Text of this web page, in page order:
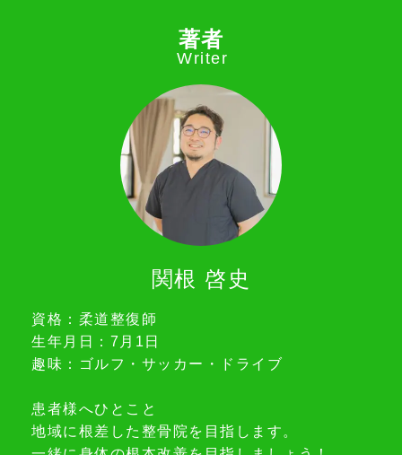
著者
Writer
関根 啓史
資格：柔道整復師
生年月日：7月1日
趣味：ゴルフ・サッカー・ドライブ
患者様へひとこと
地域に根差した整骨院を目指します。